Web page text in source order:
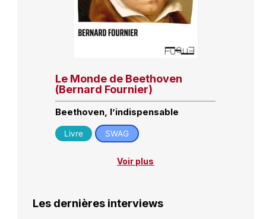
Le Monde de Beethoven
(Bernard Fournier)
Beethoven, l’indispensable
Livre SWAG
Voir plus
Les dernières interviews